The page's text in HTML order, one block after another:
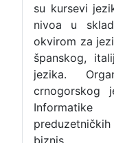
su kursevi
nivoa u
okvirom za
španskog,
jezika.
crnogorskog